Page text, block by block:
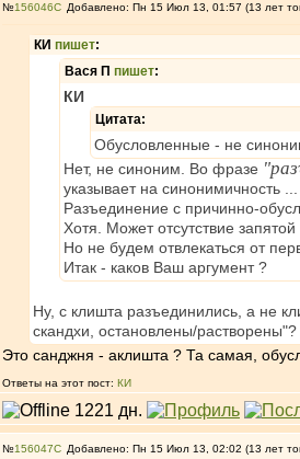
№156046 Добавлено: Пн 15 Июл 13, 01:57 (13 лет
КИ пишет:
Вася П пишет:
КИ
Цитата:
Обусловленные - не
Нет, не синоним. Во фразе
указывает на синонимичность ...
Разъединение с причинно-
Хотя. Может отсутствие
Но не будем отвлекаться от
Итак - каков Ваш аргумент ?
Ну, с клишта разъединились, а не
скандхи, остановлены/растворены"?
Это санджня - аклишта ? Та самая,
Ответы на этот пост: КИ
№156047 Добавлено: Пн 15 Июл 13, 02:02 (13 лет